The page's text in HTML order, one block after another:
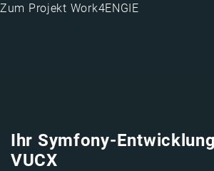
Zum Projekt Work4ENGIE
Ihr Symfony-
VUCX